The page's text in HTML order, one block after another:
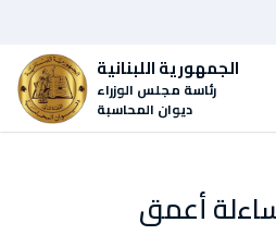
الجمهورية اللبنانية
رئاسة مجلس الوزراء
ديوان المحاسبة
أعمق